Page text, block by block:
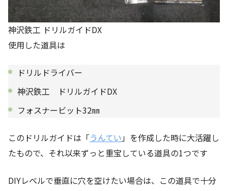
神沢鉄工 ドリルガイドDX
使用した道具は
ドリルドライバー
神沢鉄工 ドリルガイドDX
フォスナービット32㎜
このドリルガイドは「うんてい」を作成した時に大活躍し
たもので、それ以来ずっと重宝している道具の1つです
DIYレベルで垂直に穴を空けたい場合は、この道具で十分